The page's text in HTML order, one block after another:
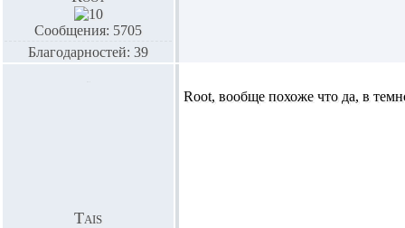
Сообщения: 5705
Благодарностей: 39
Tais
Root, вообще похоже что да, в